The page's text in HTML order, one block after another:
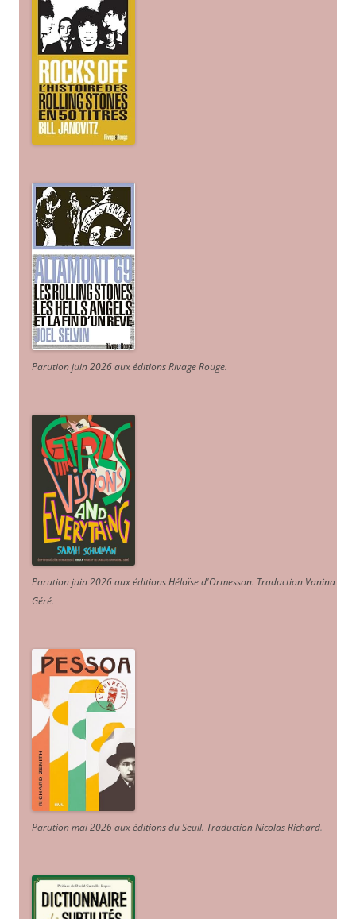
Parution juin 2026 aux éditions Rivage Rouge.
Parution juin 2026 aux éditions Héloïse d'Ormesson. Traduction Vanina
Géré.
Parution mai 2026 aux éditions du Seuil. Traduction Nicolas Richard.